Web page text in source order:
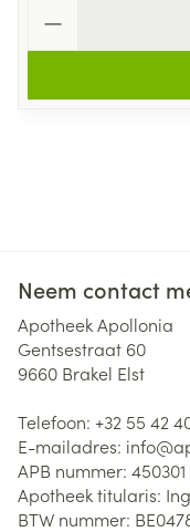
Neem contact
Apotheek Apollonia
Gentsestraat 60
9660 Brakel Elst
Telefoon: +32 55 42
E-mailadres: info@
APB nummer: 450301
Apotheek titularis:
BTW nummer: